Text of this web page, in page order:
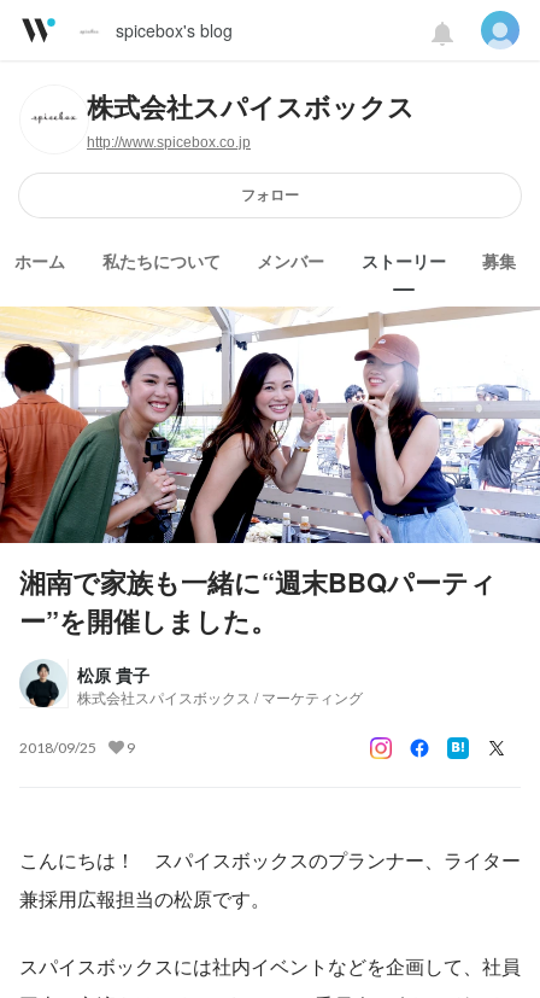
spicebox's blog
株式会社スパイスボックス
http://www.spicebox.co.jp
フォロー
ホーム 私たちについて メンバー ストーリー 募集
湘南で家族も一緒に“週末BBQパーティ
ー”を開催しました。
松原 貴子
株式会社スパイスボックス / マーケティング
2018/09/25 9
こんにちは！　スパイスボックスのプランナー、ライター
兼採用広報担当の松原です。
スパイスボックスには社内イベントなどを企画して、社員